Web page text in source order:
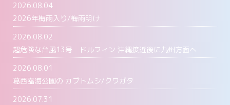
2026.08.04
2026年梅雨入り/梅雨明け
2026.08.02
超危険な台風13号 ドルフィン 沖縄接近後に九州方面へ
2026.08.01
葛西臨海公園の カブトムシ/クワガタ
2026.07.31